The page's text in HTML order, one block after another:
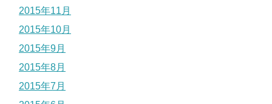
2015年11月
2015年10月
2015年9月
2015年8月
2015年7月